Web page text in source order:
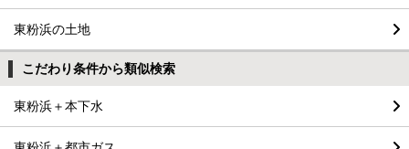
東粉浜の土地
こだわり条件から類似検索
東粉浜＋本下水